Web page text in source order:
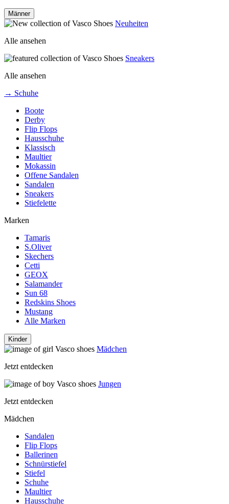
Männer
Neuheiten
Alle ansehen
Sneakers
Alle ansehen
→ Schuhe
Boote
Derby
Flip Flops
Hausschuhe
Klassisch
Maultier
Mokassin
Offene Sandalen
Sandalen
Sneakers
Stiefelette
Marken
Tamaris
S.Oliver
Skechers
Cetti
GEOX
Salamander
Sun 68
Redskins Shoes
Mustang
Alle Marken
Kinder
Mädchen
Jetzt entdecken
Jungen
Jetzt entdecken
Mädchen
Sandalen
Flip Flops
Ballerinen
Schnürstiefel
Stiefel
Schuhe
Maultier
Hausschuhe